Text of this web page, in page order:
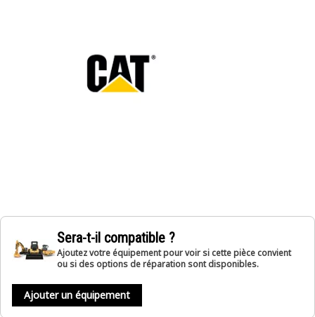
Sera-t-il compatible ?
Ajoutez votre équipement pour voir si cette pièce convient
ou si des options de réparation sont disponibles.
Ajouter un équipement